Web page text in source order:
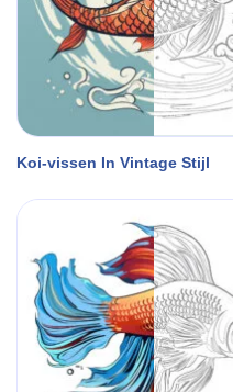
Koi-vissen In Vintage Stijl